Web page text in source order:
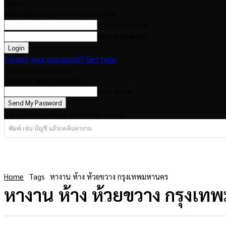
Forgot your password? Get help
พิมพ์ เช่น บัญชี แล้วกดค้นหางาน
Home Tags หางาน ห้าง ห้วยขวาง กรุงเทพมหานคร
หางาน ห้าง ห้วยขวาง กรุงเท